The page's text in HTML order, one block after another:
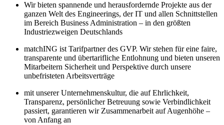
Wir bieten spannende und herausfordernde Projekte aus der
ganzen Welt des Engineerings, der IT und allen Schnittstellen
im Bereich Business Administration – in den größten
Industriezweigen Deutschlands
matchING ist Tarifpartner des GVP. Wir stehen für eine faire,
transparente und übertarifliche Entlohnung und bieten unseren
Mitarbeitern Sicherheit und Perspektive durch unsere
unbefristeten Arbeitsverträge
mit unserer Unternehmenskultur, die auf Ehrlichkeit,
Transparenz, persönlicher Betreuung sowie Verbindlichkeit
passiert, garantieren wir Zusammenarbeit auf Augenhöhe –
von Anfang an